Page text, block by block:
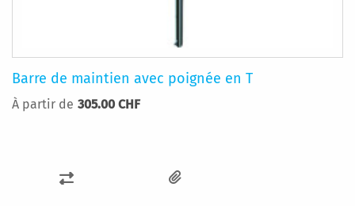
Barre de maintien avec poignée en T
À partir de 305.00 CHF
AJOUTER